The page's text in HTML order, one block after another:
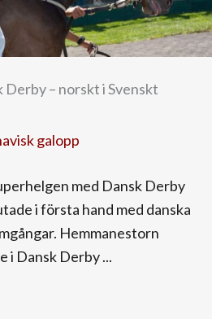
Derby – norskt i Svenskt
galopp
med Dansk Derby
i första hand med danska
Hemmanestorn
i Dansk Derby ...